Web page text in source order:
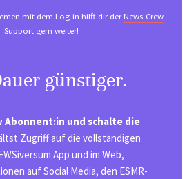
mit dem Log-in hilft dir derNews-Crew
Support gern weiter!
günstiger.
Abonnent:in und schalte die
Zugriff auf die vollständigen
App und im Web,
auf Social Media, den ESMR-